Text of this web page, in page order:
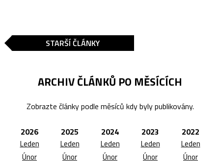
STARŠÍ ČLÁNKY
ARCHIV ČLÁNKŮ PO MĚSÍCÍCH
Zobrazte články podle měsíců kdy byly publikovány.
2026
Leden
Únor
2025
Leden
Únor
2024
Leden
Únor
2023
Leden
Únor
2022
Leden
Únor